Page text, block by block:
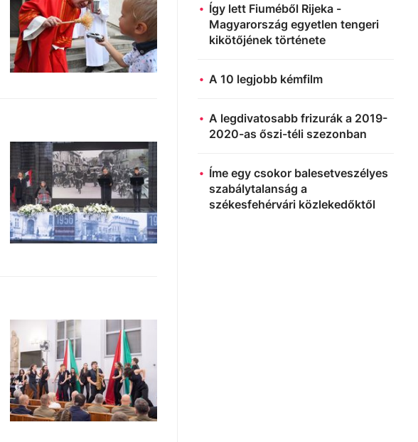
Így lett Fiuméből Rijeka -
Magyarország egyetlen tengeri
kikötőjének története
A 10 legjobb kémfilm
A legdivatosabb frizurák a 2019-
2020-as őszi-téli szezonban
Íme egy csokor balesetveszélyes
szabálytalanság a
székesfehérvári közlekedőktől